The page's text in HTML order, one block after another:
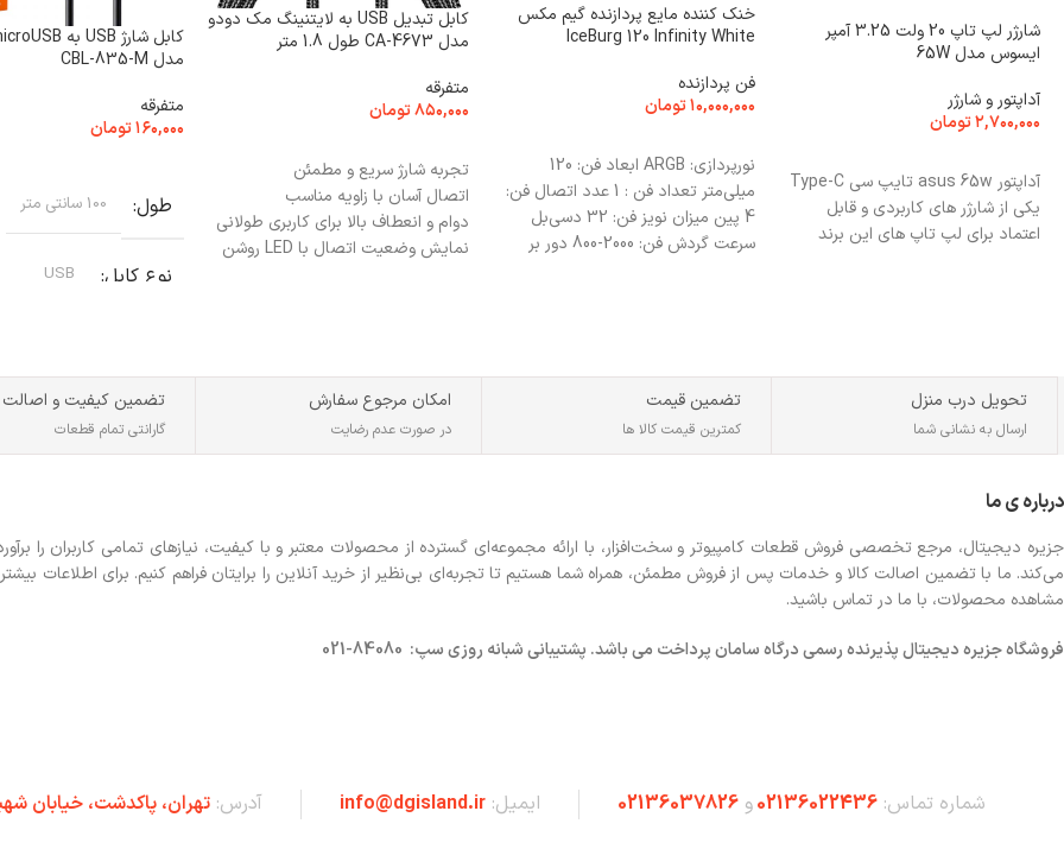
شارژر لپ تاپ 20 ولت 3.25 آمپر
ایسوس مدل 65W
آداپتور و شارژر
۲,۷۰۰,۰۰۰تومان
آداپتور asus 65w تایپ سی Type-C
یکی از شارژر های کاربردی و قابل
اعتماد برای لپ‌ تاپ‌ های این برند
خنک کننده مایع پردازنده گیم مکس
IceBurg 120 Infinity White
فن پردازنده
۱۰,۰۰۰,۰۰۰تومان
نورپردازی: ARGB ابعاد فن: 120
میلی‌متر تعداد فن : 1 عدد اتصال فن:
4 پین میزان نویز فن: 32 دسی‌بل
سرعت گردش فن: 2000-800 دور بر
کابل تبدیل USB به لایتنینگ مک دودو
مدل CA-4673 طول 1.8 متر
متفرقه
۸۵۰,۰۰۰تومان
تجربه شارژ سریع و مطمئن
اتصال آسان با زاویه مناسب
دوام و انعطاف بالا برای کاربری طولانی
نمایش وضعیت اتصال با LED روشن
مدل CBL-835-M
متفرقه
۱۶۰,۰۰۰تومان
طول 100 سانتی متر
نوع کابل USB
قابلیت انتقال اطلاعات
تحویل درب منزل
ارسال به نشانی شما
تضمین قیمت
کمترین قیمت کالا ها
امکان مرجوع سفارش
در صورت عدم رضایت
تضمین کیفیت و اصالت
گارانتی تمام قطعات
درباره ی ما
جزیره دیجیتال، مرجع تخصصی فروش قطعات کامپیوتر و سخت‌افزار، با ارائه مجموعه‌ای گسترده از محصولات معتبر و با کیفیت، نیازهای تمامی کاربران را
می‌کند. ما با تضمین اصالت کالا و خدمات پس از فروش مطمئن، همراه شما هستیم تا تجربه‌ای بی‌نظیر از خرید آنلاین را برایتان فراهم کنیم. برای اطلاعات
مشاهده محصولات، با ما در تماس باشید.
فروشگاهجزیره دیجیتال پذیرنده رسمی درگاه سامان پرداخت می باشد. پشتیبانی شبانه روزی سپ: 84080-021
شماره تماس:02136022436و02136037826 ایمیل:info@dgisland.ir آدرس:تهران،‌ پاکدشت، خیابان